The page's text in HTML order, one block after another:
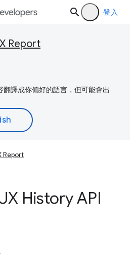
登入
Report
譯成你偏好的語言，但可能會出
Report
History API